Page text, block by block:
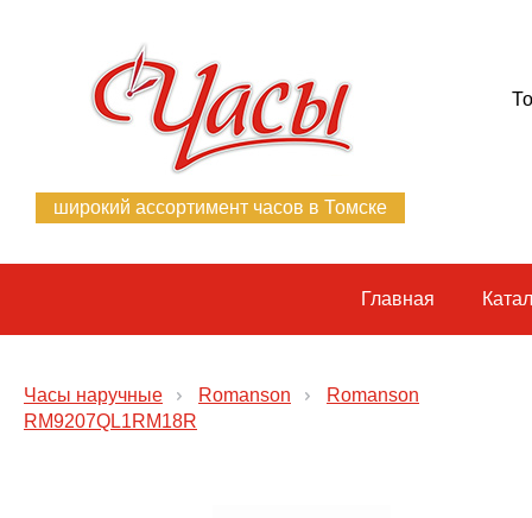
широкий ассортимент часов в Томске
Главная
Часы наручные Romanson
Romanson
RM9207QL1RM18R